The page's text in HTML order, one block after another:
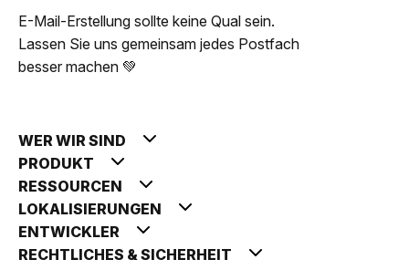
E-Mail-Erstellung sollte keine Qual sein.
Lassen Sie uns gemeinsam jedes Postfach
besser machen 💚
WER WIR SIND
PRODUKT
RESSOURCEN
LOKALISIERUNGEN
ENTWICKLER
RECHTLICHES & SICHERHEIT